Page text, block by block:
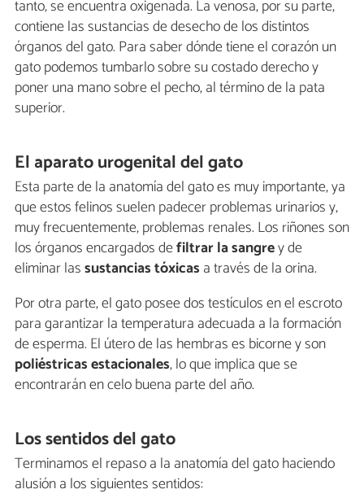
tanto, se encuentra oxigenada. La venosa, por su parte,
contiene las sustancias de desecho de los distintos
órganos del gato. Para saber dónde tiene el corazón un
gato podemos tumbarlo sobre su costado derecho y
poner una mano sobre el pecho, al término de la pata
superior.
El aparato urogenital del gato
Esta parte de la anatomía del gato es muy importante, ya
que estos felinos suelen padecer problemas urinarios y,
muy frecuentemente, problemas renales. Los riñones son
los órganos encargados defiltrar la sangrey de
eliminar lassustancias tóxicas a través de la orina.
Por otra parte, el gato posee dos testículos en el escroto
para garantizar la temperatura adecuada a la formación
de esperma. El útero de las hembras es bicorne y son
poliéstricas estacionales, lo que implica que se
encontrarán en celo buena parte del año.
Los sentidos del gato
Terminamos el repaso a la anatomía del gato haciendo
alusión a los siguientes sentidos: